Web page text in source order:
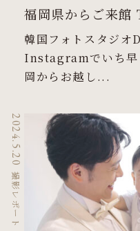
福岡県からご来館
韓国フォトスタジオ
Instagramでいち早
岡からお越し...
2024.5.20
撮影レポート